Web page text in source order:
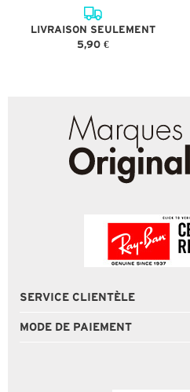
LIVRAISON SEULEMENT
5,90 €
SERVICE CLIENTÈLE
MODE DE PAIEMENT